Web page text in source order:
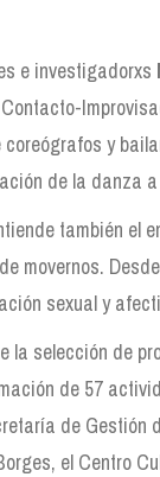
e investigadorxs
y
de la danza
también el
movernos.
sexual y
la selección de
de 57
de Gestión
el Centro